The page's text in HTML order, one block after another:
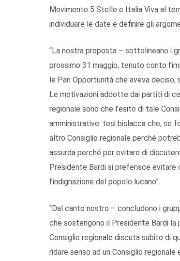
Movimento 5 Stelle e Italia Viva al
individuare le date e definire gli
“La nostra proposta – sottolineano i
prossimo 31 maggio, tenuto conto
le Pari Opportunità che aveva deciso,
Le motivazioni addotte dai partiti di
regionale sono che l’esito di tale
amministrative: tesi bislacca che, se
altro Consiglio regionale perché
assurda perché per evitare di
Presidente Bardi si preferisce evitare
l’indignazione del popolo lucano”.
“Dal canto nostro – concludono i
che sostengono il Presidente Bardi la
Consiglio regionale discuta subito di
ridare senso ad un Consiglio